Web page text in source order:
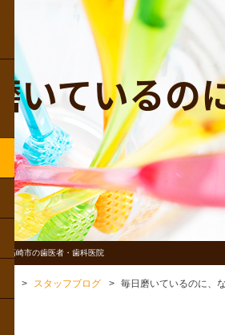
｜高崎市の歯医者・歯科医院
いているの
スタッフブログ 毎日磨いているのに、